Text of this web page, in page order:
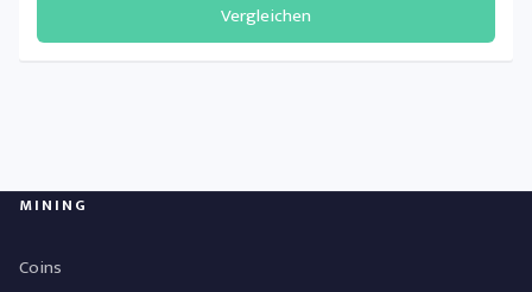
Vergleichen
MINING
Coins